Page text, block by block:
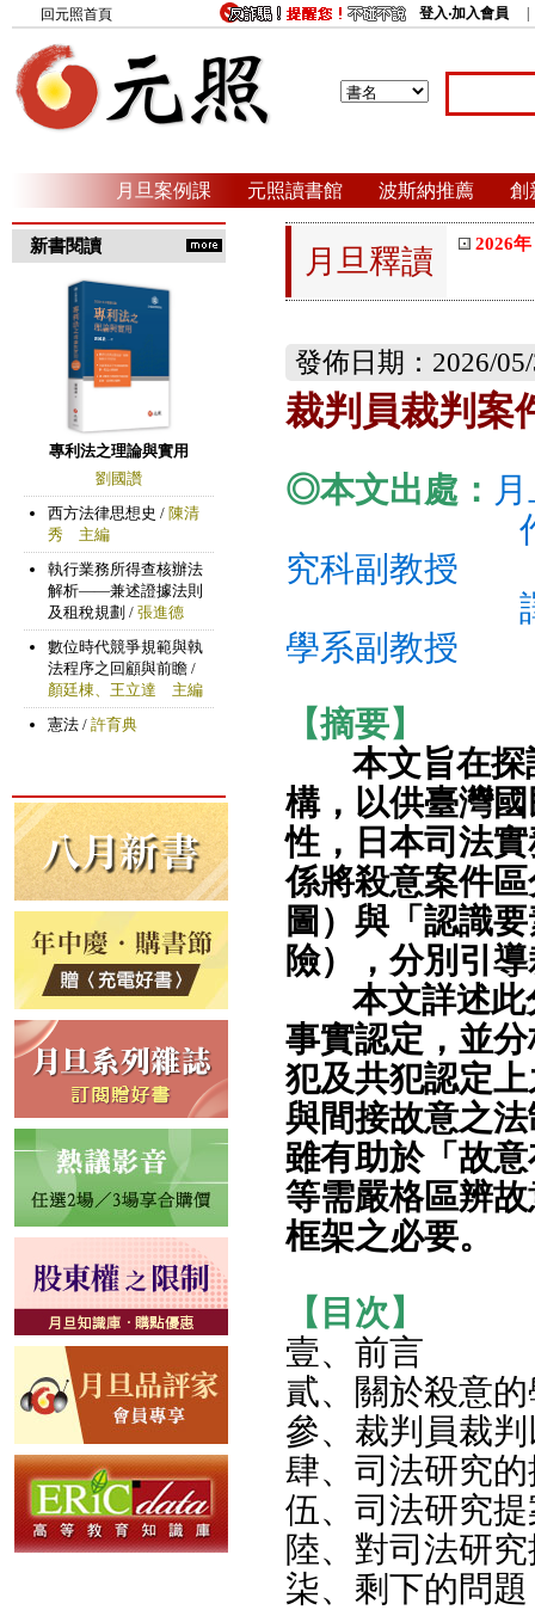
回元照首頁 登入‧加入會員
月旦案例課 元照讀書館 波斯納推薦 創
新書閱讀 月旦釋讀 2026年
發佈日期：2026/
裁判員裁判案
◎本文出處：
究科副教授
學系副教授
【摘要】
本文旨在
構，以供臺灣
性，日本司法
係將殺意案件
圖）與「認識
險），分別引
本文詳述
事實認定，並
犯及共犯認定
與間接故意之
雖有助於「故
等需嚴格區辨
框架之必要。
【目次】
壹、前言
貳、關於殺意
參、裁判員裁
肆、司法研究
伍、司法研究
陸、對司法研
柒、剩下的問題